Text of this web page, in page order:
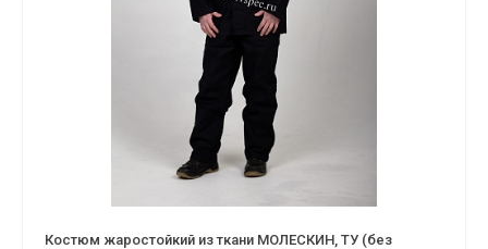
Костюм жаростойкий из ткани МОЛЕСКИН, ТУ (без